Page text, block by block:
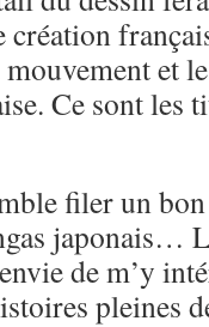
création
et
Ce sont les
filer un
japonais…
de m’y
pleines